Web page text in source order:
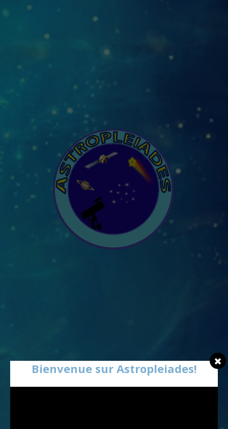
Bienvenue sur Astropleiades!